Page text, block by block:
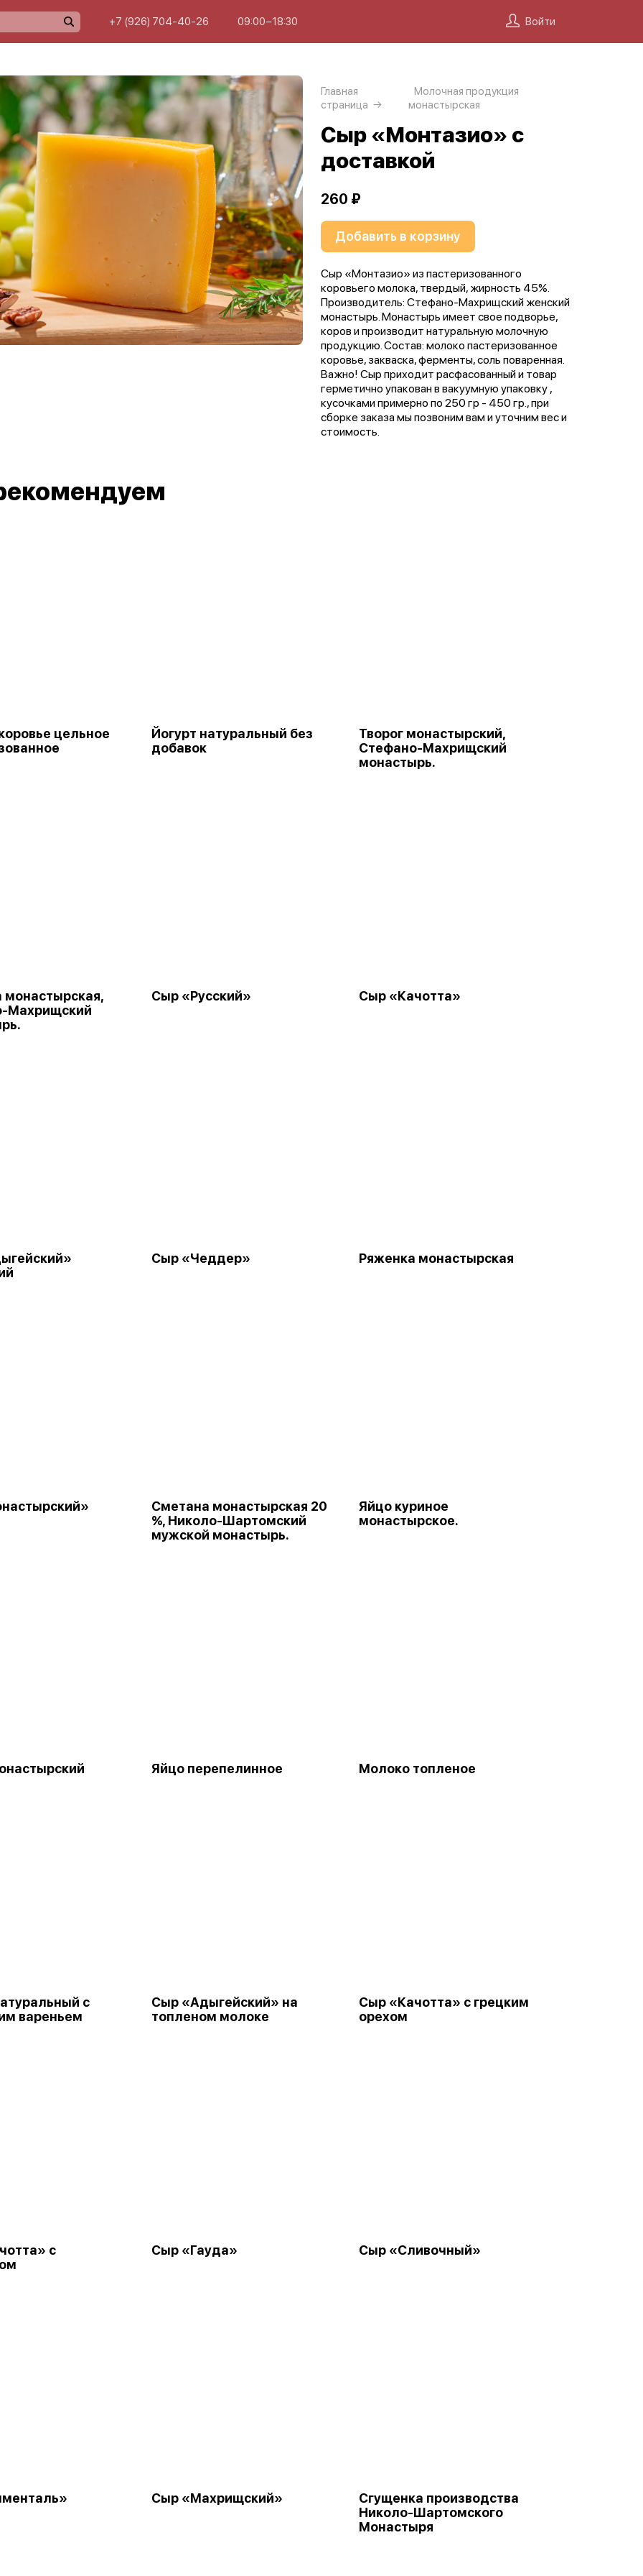
+7 (926) 704-40-26 09:00−18:30 Войти
Главная
страница
Молочная продукция
монастырская
Сыр «Монтазио» с
доставкой
260 ₽
Добавить в корзину
Сыр «Монтазио» из пастеризованного
коровьего молока, твердый, жирность 45%.
Производитель: Стефано-Махрищский женский
монастырь. Монастырь имеет свое подворье,
коров и производит натуральную молочную
продукцию. Состав: молоко пастеризованное
коровье, закваска, ферменты, соль поваренная.
Важно! Сыр приходит расфасованный и товар
герметично упакован в вакуумную упаковку ,
кусочками примерно по 250 гр - 450 гр., при
сборке заказа мы позвоним вам и уточним вес и
стоимость.
цельное
Йогурт натуральный без
добавок
Творог монастырский,
Стефано-Махрищский
монастырь.
монастырская,
Махрищский
Сыр «Русский» Сыр «Качотта»
Сыр «Чеддер» Ряженка монастырская
Сметана монастырская 20
%, Николо-Шартомский
мужской монастырь.
Яйцо куриное
монастырское.
Яйцо перепелинное Молоко топленое
с
вареньем
Сыр «Адыгейский» на
топленом молоке
Сыр «Качотта» с грецким
орехом
с
Сыр «Гауда» Сыр «Сливочный»
Сыр «Махрищский»
Сгущенка производства
Николо-Шартомского
Монастыря